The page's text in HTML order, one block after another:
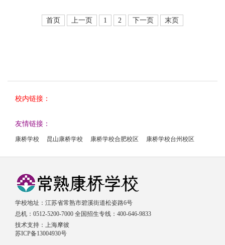
首页 上一页 1 2 下一页 末页
校内链接：
友情链接：
康桥学校 昆山康桥学校 康桥学校合肥校区 康桥学校台州校区
学校地址：江苏省常熟市碧溪街道松姿路6号
总机：0512-5200-7000 全国招生专线：400-646-9833
技术支持： 上海摩彼
苏ICP备13004930号